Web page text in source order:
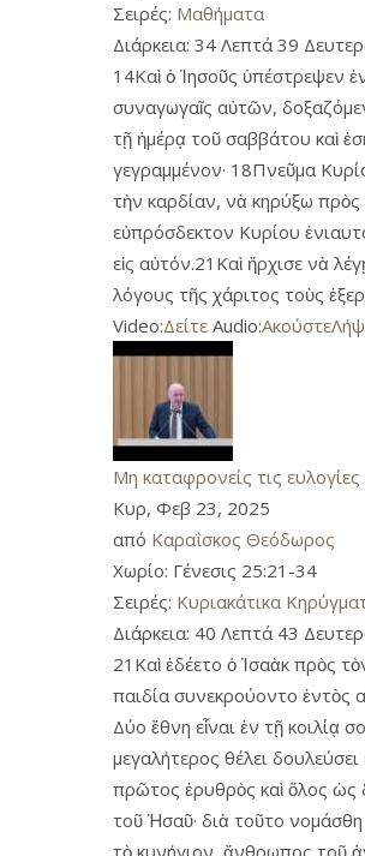
Σειρές: Μαθήματα
Διάρκεια: 34 Λεπτά 39
14Καὶ ὁ Ἰησοῦς ὑπέστρεψεν
συναγωγαῖς αὐτῶν,
τῇ ἡμέρᾳ τοῦ σαββάτου καὶ
γεγραμμένον· 18Πνεῦμα
τὴν καρδίαν, νὰ κηρύξω
εὐπρόσδεκτον Κυρίου
εἰς αὐτόν.21Καὶ ἤρχισε νὰ
λόγους τῆς χάριτος τοὺς
Video:Δείτε Audio:Ακούστε
Μη καταφρονείς τις
Κυρ, Φεβ 23, 2025
από Καραΐσκος Θεόδωρος
Χωρίο: Γένεσις 25:21-34
Σειρές: Κυριακάτικα
Διάρκεια: 40 Λεπτά 43
21Καὶ ἐδέετο ὁ Ἰσαὰκ πρὸς
παιδία συνεκρούοντο ἐντὸς
Δύο ἔθνη εἶναι ἐν τῇ κοιλίᾳ
μεγαλήτερος θέλει
πρῶτος ἐρυθρὸς καὶ ὅλος ὡς
τοῦ Ἡσαῦ· διὰ τοῦτο
τὸ κυνήγιον, ἄνθρωπος τοῦ